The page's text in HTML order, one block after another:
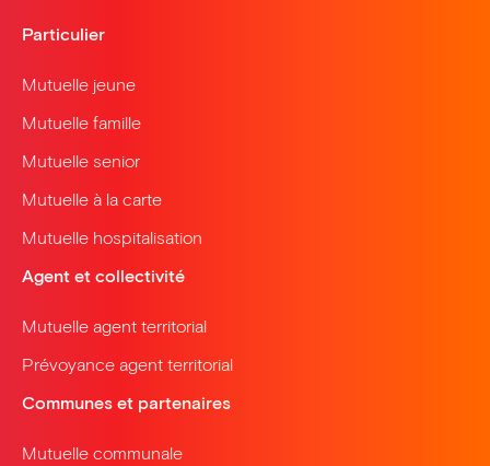
Particulier
Mutuelle jeune
Mutuelle famille
Mutuelle senior
Mutuelle à la carte
Mutuelle hospitalisation
Agent et collectivité
Mutuelle agent territorial
Prévoyance agent territorial
Communes et partenaires
Mutuelle communale